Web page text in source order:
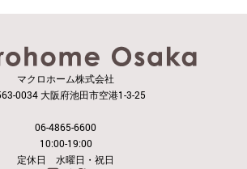
マクロホーム株式会社
0034 大阪府池田市空港1-3-25
06-4865-6600
10:00-19:00
定休日 水曜日・祝日